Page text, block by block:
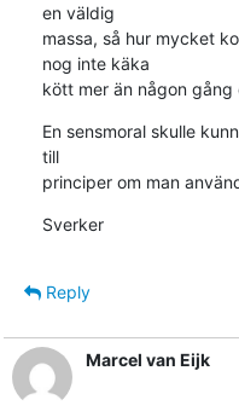
en väldig
massa, så hur mycket
nog inte käka
kött mer än någon
En sensmoral skulle
till
principer om man
Sverker
Reply
Marcel van Eijk